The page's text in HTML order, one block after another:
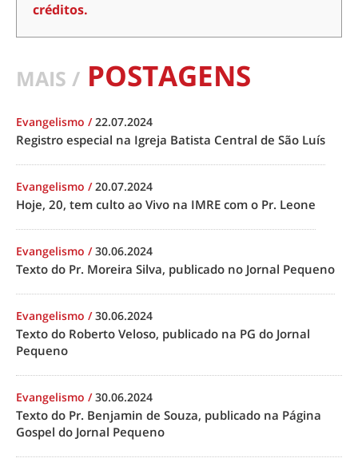
créditos.
MAIS / POSTAGENS
Evangelismo /22.07.2024
Registro especial na Igreja Batista Central de São Luís
Evangelismo /20.07.2024
Hoje, 20, tem culto ao Vivo na IMRE com o Pr. Leone
Evangelismo /30.06.2024
Texto do Pr. Moreira Silva, publicado no Jornal Pequeno
Evangelismo /30.06.2024
Texto do Roberto Veloso, publicado na PG do Jornal
Pequeno
Evangelismo /30.06.2024
Texto do Pr. Benjamin de Souza, publicado na Página
Gospel do Jornal Pequeno